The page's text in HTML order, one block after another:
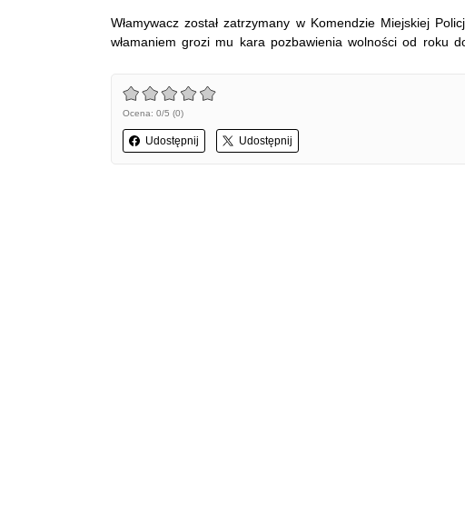
Włamywacz został zatrzymany w Komendzie Miejskiej
włamaniem grozi mu kara pozbawienia wolności od roku
Ocena: 0/5 (0)
Udostępnij Udostępnij